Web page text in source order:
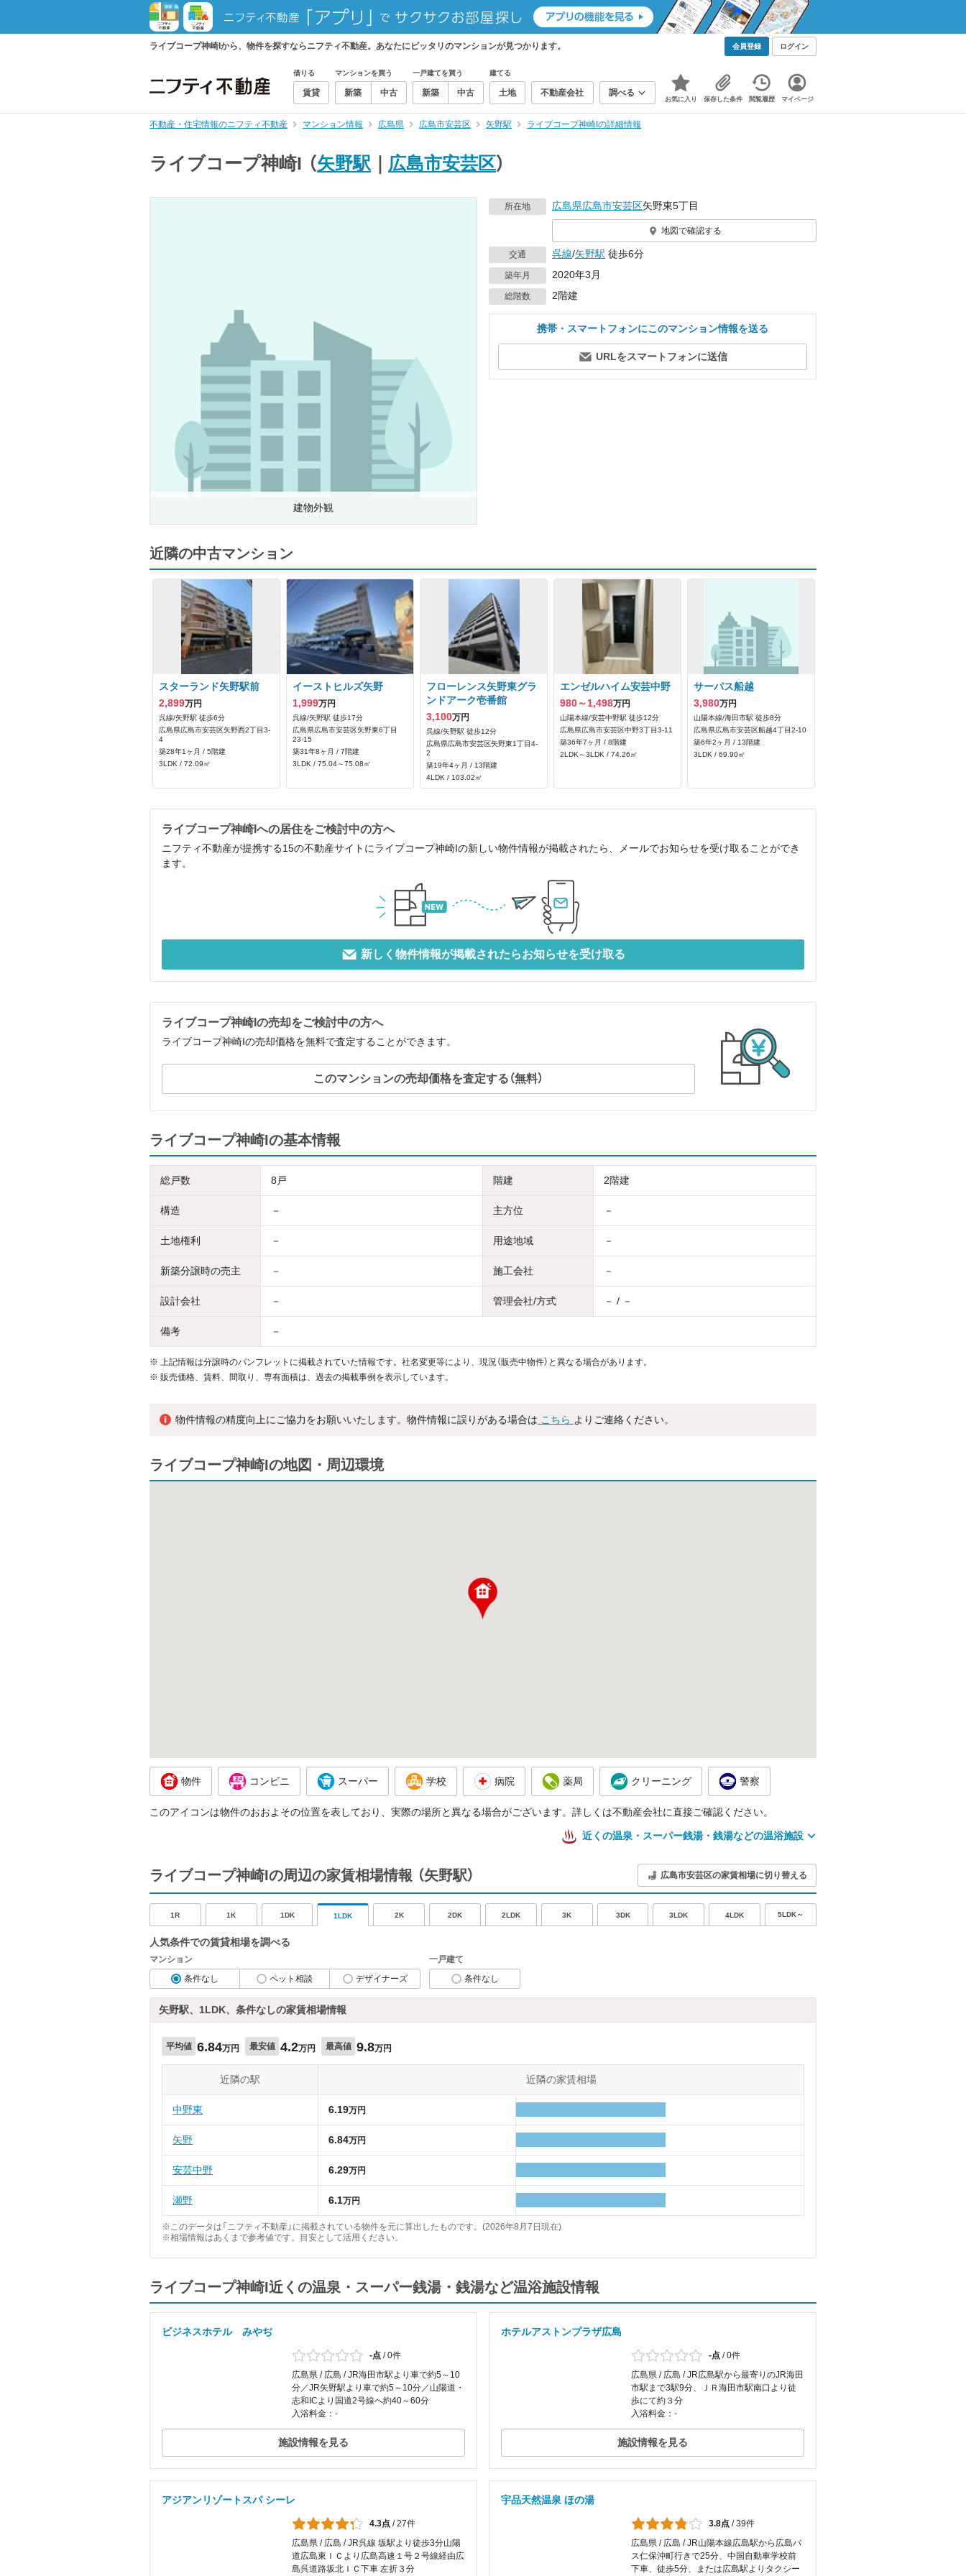
ライブコープ神崎Iから、物件を探すならニフティ不動産。あなたにピッタリのマンションが見つかります。 会員登録 ログイン
借りる
賃貸
マンションを買う
新築 中古
一戸建てを買う
新築 中古
建てる
土地 不動産会社 調べる
お気に入り 保存した条件 閲覧履歴 マイページ
不動産・住宅情報のニフティ不動産 マンション情報 広島県 広島市安芸区 矢野駅 ライブコープ神崎Iの詳細情報
ライブコープ神崎I （矢野駅 広島市安芸区）
建物外観
所在地 広島県広島市安芸区矢野東5丁目
地図で確認する
交通 呉線/矢野駅 徒歩6分
築年月 2020年3月
総階数 2階建
携帯・スマートフォンにこのマンション情報を送る
URLをスマートフォンに送信
近隣の中古マンション
スターランド矢野駅前
2,899万円
呉線/矢野駅 徒歩6分
広島県広島市安芸区矢野西2丁目3-
4
築28年1ヶ月 / 5階建
3LDK / 72.09㎡
イーストヒルズ矢野
1,999万円
呉線/矢野駅 徒歩17分
広島県広島市安芸区矢野東6丁目
23-15
築31年8ヶ月 / 7階建
3LDK / 75.04～75.08㎡
フローレンス矢野東グラ
ンドアーク壱番館
3,100万円
呉線/矢野駅 徒歩12分
広島県広島市安芸区矢野東1丁目4-
2
築19年4ヶ月 / 13階建
4LDK / 103.02㎡
エンゼルハイム安芸中野
980～1,498万円
山陽本線/安芸中野駅 徒歩12分
広島県広島市安芸区中野3丁目3-11
築36年7ヶ月 / 8階建
2LDK～3LDK / 74.26㎡
サーパス船越
3,980万円
山陽本線/海田市駅 徒歩8分
広島県広島市安芸区船越4丁目2-10
築6年2ヶ月 / 13階建
3LDK / 69.90㎡
ライブコープ神崎Iへの居住をご検討中の方へ
ニフティ不動産が提携する15の不動産サイトにライブコープ神崎Iの新しい物件情報が掲載されたら、メールでお知らせを受け取ることができ
ます。
新しく物件情報が掲載されたらお知らせを受け取る
ライブコープ神崎Iの売却をご検討中の方へ
ライブコープ神崎Iの売却価格を無料で査定することができます。
このマンションの売却価格を査定する（無料）
ライブコープ神崎Iの基本情報
総戸数 8戸 階建 2階建
構造 － 主方位 －
土地権利 － 用途地域 －
新築分譲時の売主 － 施工会社 －
設計会社 － 管理会社/方式 － / －
備考 －
※
上記情報は分譲時のパンフレットに掲載されていた情報です。社名変更等により、現況（販売中物件）と異なる場合があります。
※ 販売価格、賃料、間取り、専有面積は、過去の掲載事例を表示しています。
物件情報の精度向上にご協力をお願いいたします。物件情報に誤りがある場合は こちら よりご連絡ください。
ライブコープ神崎Iの地図・周辺環境
物件 コンビニ スーパー 学校 病院 薬局 クリーニング 警察
このアイコンは物件のおおよその位置を表しており、実際の場所と異なる場合がございます。詳しくは不動産会社に直接ご確認ください。
近くの温泉・スーパー銭湯・銭湯などの温浴施設
ライブコープ神崎Iの周辺の家賃相場情報 （矢野駅） 広島市安芸区の家賃相場に切り替える
1R 1K 1DK 1LDK 2K 2DK 2LDK 3K 3DK 3LDK 4LDK 5LDK～
人気条件での賃貸相場を調べる
マンション
条件なし
ペット相談 デザイナーズ
一戸建て
条件なし
矢野駅、1LDK、条件なしの家賃相場情報
平均値 6.84万円 最安値 4.2万円 最高値 9.8万円
近隣の駅 近隣の家賃相場
中野東 6.19万円
矢野 6.84万円
安芸中野 6.29万円
瀬野 6.1万円
※このデータは「ニフティ不動産」に掲載されている物件を元に算出したものです。(2026年8月7日現在)
※相場情報はあくまで参考値です。目安として活用ください。
ライブコープ神崎I近くの温泉・スーパー銭湯・銭湯など温浴施設情報
ビジネスホテル みやぢ
-点 /0件
広島県 / 広島 / JR海田市駅より車で約5～10
分／JR矢野駅より車で約5～10分／山陽道・
志和ICより国道2号線へ約40～60分
入浴料金：-
施設情報を見る
ホテルアストンプラザ広島
-点 /0件
広島県 / 広島 / JR広島駅から最寄りのJR海田
市駅まで3駅9分、ＪＲ海田市駅南口より徒
歩にて約３分
入浴料金：-
施設情報を見る
アジアンリゾートスパ シーレ
4.3点 /27件
広島県 / 広島 / JR呉線 坂駅より徒歩3分山陽
道広島東ＩＣより広島高速１号２号線経由広
島呉道路坂北ＩＣ下車 左折３分
宇品天然温泉 ほの湯
3.8点 /39件
広島県 / 広島 / JR山陽本線広島駅から広島バ
ス仁保沖町行きで25分、中国自動車学校前
下車、徒歩5分、または広島駅よりタクシー